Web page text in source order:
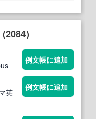
(2084)
例文帳に追加
英
例文帳に追加